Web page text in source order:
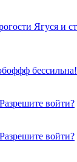
Ягуся и
Разрешите войти?
Разрешите войти?